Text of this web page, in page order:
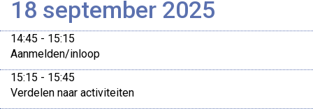
18 september 2025
14:45 - 15:15
Aanmelden/inloop
15:15 - 15:45
Verdelen naar activiteiten